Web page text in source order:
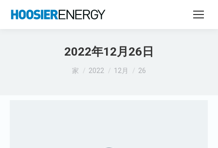
2022年12月26日
あなたはここにいる：
家 2022 12月 26